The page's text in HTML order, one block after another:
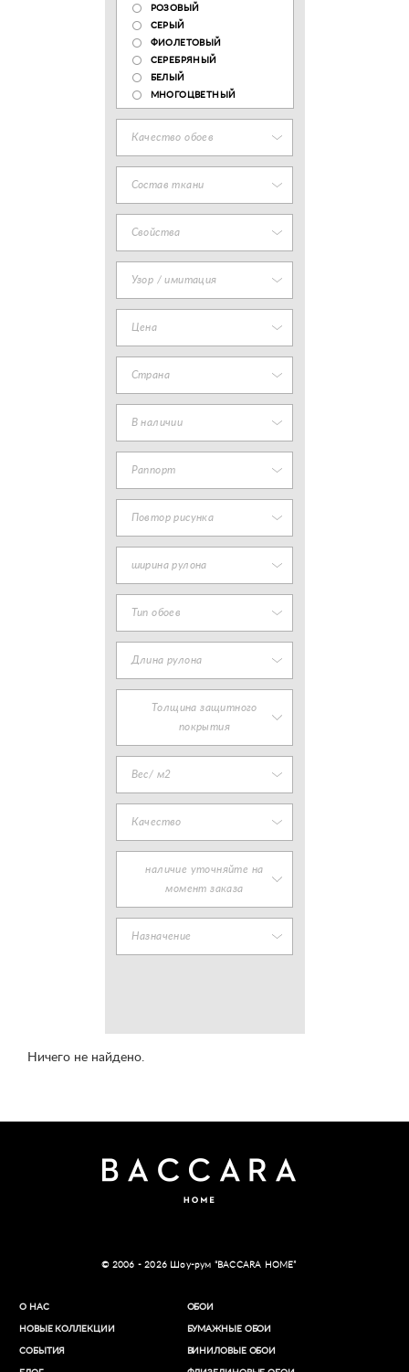
РОЗОВЫЙ
СЕРЫЙ
ФИОЛЕТОВЫЙ
СЕРЕБРЯНЫЙ
БЕЛЫЙ
МНОГОЦВЕТНЫЙ
Качество обоев
Состав ткани
Свойства
Узор / имитация
Цена
Страна
В наличии
Раппорт
Повтор рисунка
ширина рулона
Тип обоев
Длина рулона
Толщина защитного
покрытия
Вес/ м2
Качество
наличие уточняйте на
момент заказа
Назначение
Ничего не найдено.
© 2006 - 2026 Шоу-рум “BACCARA HOME”
О НАС
НОВЫЕ КОЛЛЕКЦИИ
СОБЫТИЯ
ОБОИ
БУМАЖНЫЕ ОБОИ
ВИНИЛОВЫЕ ОБОИ​